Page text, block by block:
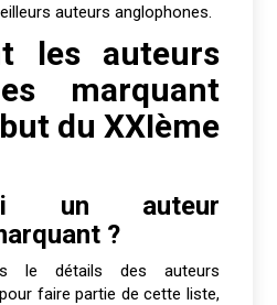
auteurs anglophones.
les auteurs
marquant
du XXIème
un auteur
?
le détails des auteurs
faire partie de cette liste,